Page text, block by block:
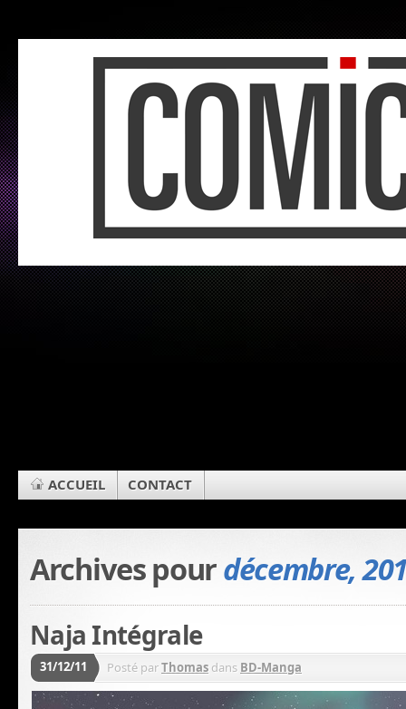
ACCUEIL CONTACT
Archives pourdécembre,
Naja Intégrale
31/12/11 Posté parThomas dans BD-Manga